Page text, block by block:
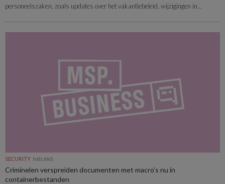
personeelszaken, zoals updates over het vakantiebeleid, wijzigingen in...
SECURITY NIEUWS
Criminelen verspreiden documenten met macro’s nu in
containerbestanden